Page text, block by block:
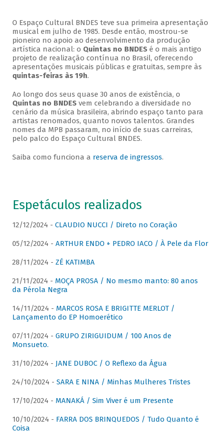
O Espaço Cultural BNDES teve sua primeira apresentação
musical em julho de 1985. Desde então, mostrou-se
pioneiro no apoio ao desenvolvimento da produção
artística nacional: o Quintas no BNDESé o mais antigo
projeto de realização contínua no Brasil, oferecendo
apresentações musicais públicas e gratuitas, sempre às
quintas-feiras às 19h.
Ao longo dos seus quase 30 anos de existência, o
Quintas no BNDESvem celebrando a diversidade no
cenário da música brasileira, abrindo espaço tanto para
artistas renomados, quanto novos talentos. Grandes
nomes da MPB passaram, no início de suas carreiras,
pelo palco do Espaço Cultural BNDES.
Saiba como funciona a reserva de ingressos.
Espetáculos realizados
12/12/2024 - CLAUDIO NUCCI / Direto no Coração
05/12/2024 - ARTHUR ENDO + PEDRO IACO / À Pele da Flor
28/11/2024 - ZÉ KATIMBA
21/11/2024 - MOÇA PROSA / No mesmo manto: 80 anos
da Pérola Negra
14/11/2024 - MARCOS ROSA E BRIGITTE MERLOT /
Lançamento do EP Homoerético
07/11/2024 - GRUPO ZIRIGUIDUM / 100 Anos de
Monsueto.
31/10/2024 - JANE DUBOC / O Reflexo da Água
24/10/2024 - SARA E NINA / Minhas Mulheres Tristes
17/10/2024 - MANAKÁ / Sim Viver é um Presente
10/10/2024 - FARRA DOS BRINQUEDOS / Tudo Quanto é
Coisa